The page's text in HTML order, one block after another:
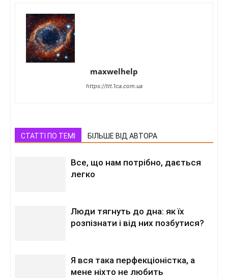
maxwelhelp
https://ttt.1ca.com.ua
СТАТТІ ПО ТЕМІ БІЛЬШЕ ВІД АВТОРА
Все, що нам потрібно, дається
легко
Люди тягнуть до дна: як їх
розпізнати і від них позбутися?
Я вся така перфекціоністка, а
мене ніхто не любить